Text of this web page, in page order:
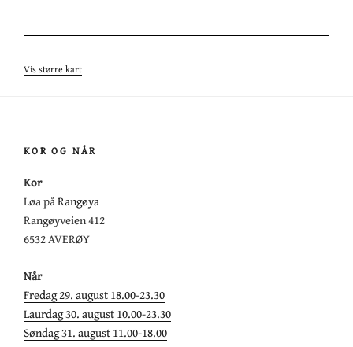
Vis større kart
KOR OG NÅR
Kor
Løa påRangøya
Rangøyveien 412
6532 AVERØY
Når
Fredag 29. august 18.00-23.30
Laurdag 30. august 10.00-23.30
Søndag 31. august 11.00-18.00